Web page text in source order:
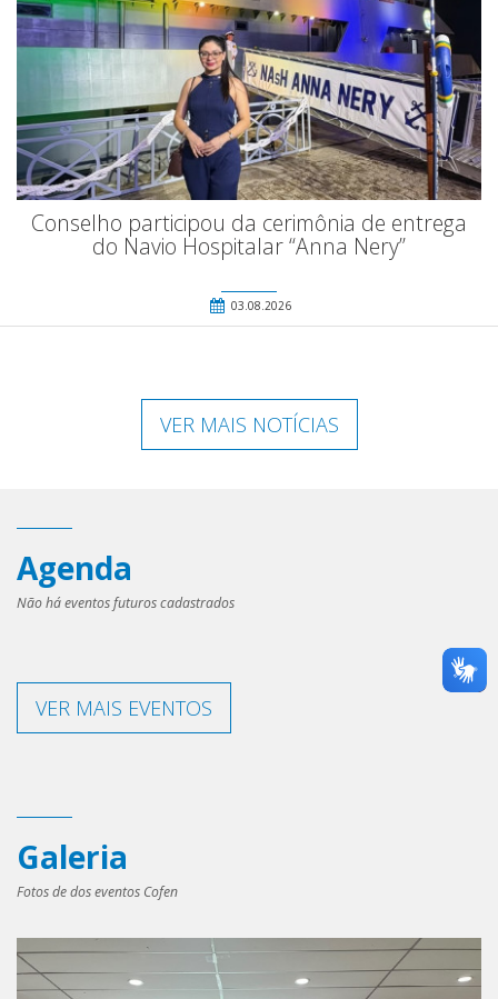
Conselho participou da cerimônia de entrega
do Navio Hospitalar “Anna Nery”
03.08.2026
VER MAIS NOTÍCIAS
Agenda
Não há eventos futuros cadastrados
VER MAIS EVENTOS
Galeria
Fotos de dos eventos Cofen